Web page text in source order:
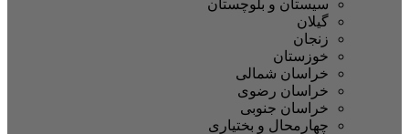
سیستان و بلوچستان
خوزستان
خراسان شمالی
خراسان رضوی
خراسان جنوبی
چهارمحال و بختیاری